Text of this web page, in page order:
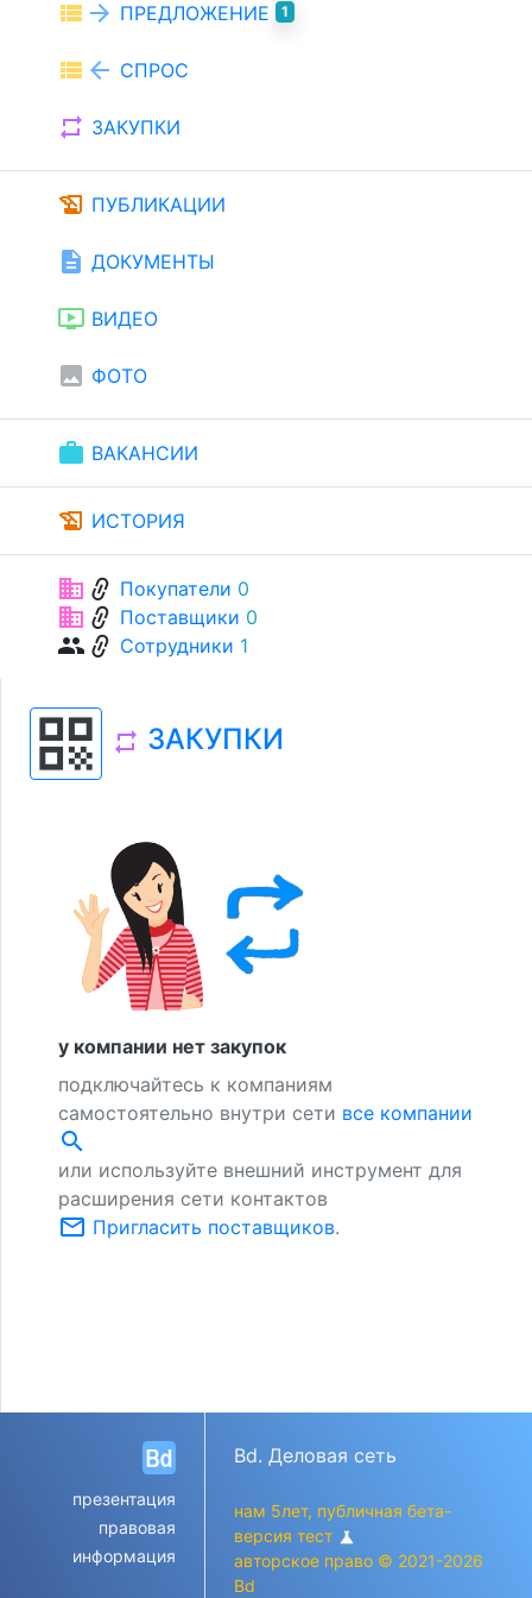
view_list arrow_forward ПРЕДЛОЖЕНИЕ 1
view_list arrow_back СПРОС
repeat ЗАКУПКИ
history_edu ПУБЛИКАЦИИ
description ДОКУМЕНТЫ
ondemand_video ВИДЕО
image ФОТО
work ВАКАНСИИ
history_edu ИСТОРИЯ
businesslink Покупатели 0
businesslink Поставщики 0
grouplink Сотрудники 1
qr_code repeat ЗАКУПКИ
у компании нет закупок
подключайтесь к компаниям
самостоятельно внутри сети все компании
search
или используйте внешний инструмент для
расширения сети контактов
mail_outline Пригласить поставщиков.
презентация
правовая
информация
Bd. Деловая сеть
нам 5лет, публичная бета-
версия тест science
авторское право © 2021-2026
Bd